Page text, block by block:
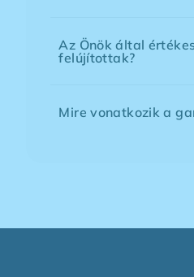
Az Önök által
felújítottak?
Mire vonatkozik a